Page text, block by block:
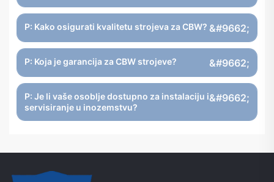
P: Kako osigurati kvalitetu strojeva za CBW?
P: Koja je garancija za CBW strojeve?
P: Je li vaše osoblje dostupno za instalaciju i
servisiranje u inozemstvu?